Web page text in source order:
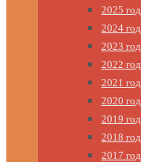
2025 год
2024 год
2023 год
2022 год
2021 год
2020 год
2019 год
2018 год
2017 год